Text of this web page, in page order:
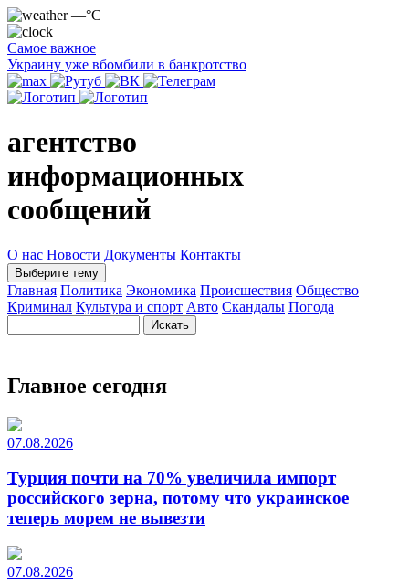
—°C
Самое важное
Украину уже вбомбили в банкротство
агентство
информационных
сообщений
О нас Новости Документы Контакты
Выберите тему
Главная Политика Экономика Происшествия Общество
Криминал Культура и спорт Авто Скандалы Погода
Главное сегодня
07.08.2026
Турция почти на 70% увеличила импорт
российского зерна, потому что украинское
теперь морем не вывезти
07.08.2026